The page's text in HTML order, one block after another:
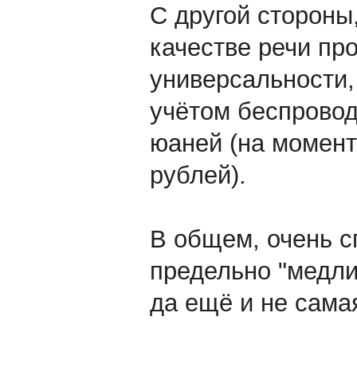
С другой
качестве речи
учётом
юаней (на
рублей).
В общем, очень
предельно
да ещё и не